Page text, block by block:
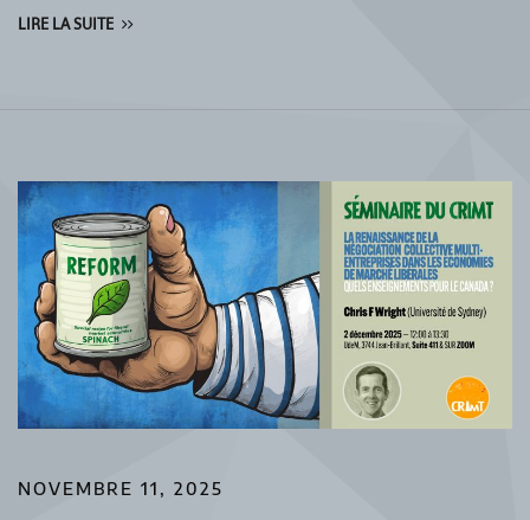
LIRE LA SUITE
NOVEMBRE 11, 2025